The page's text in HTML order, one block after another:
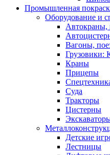
Промышленная
Оборудование и
Автокраны,
Вагоны,
Грузовики:
Краны
Прицепы
Суда
Тракторы
Цистерны
Детские
Лестницы